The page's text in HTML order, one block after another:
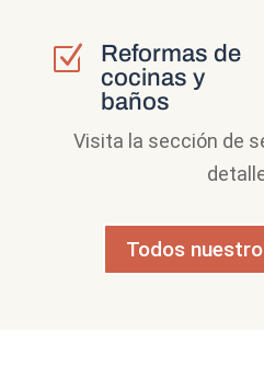
Z
Reformas de
cocinas y
baños
Visita la sección de
Todos